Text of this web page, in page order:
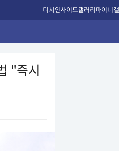
디시인사이드갤러리마이너갤
"즉시